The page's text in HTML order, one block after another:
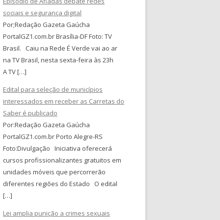
sociais e segurança digital
Por;Redação Gazeta Gaúcha
PortalGZ1.com.br Brasília-DF Foto: TV
Brasil. Caiu na Rede É Verde vai ao ar
na TV Brasil, nesta sexta-feira às 23h
A TV […]
Edital para seleção de municípios
interessados em receber as Carretas do
Saber é publicado
Por:Redação Gazeta Gaúcha
PortalGZ1.com.br Porto Alegre-RS
Foto:Divulgação Iniciativa oferecerá
cursos profissionalizantes gratuitos em
unidades móveis que percorrerão
diferentes regiões do Estado O edital
[…]
Lei amplia punição a crimes sexuais